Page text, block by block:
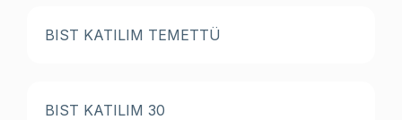
BIST KATILIM TEMETTÜ
BIST KATILIM 30